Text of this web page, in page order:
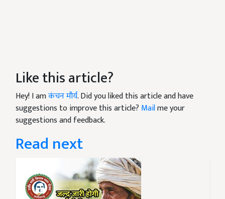
Like this article?
Hey! I amकंचन मौर्य. Did you liked this article and have
suggestions to improve this article? Mailme your
suggestions and feedback.
Read next